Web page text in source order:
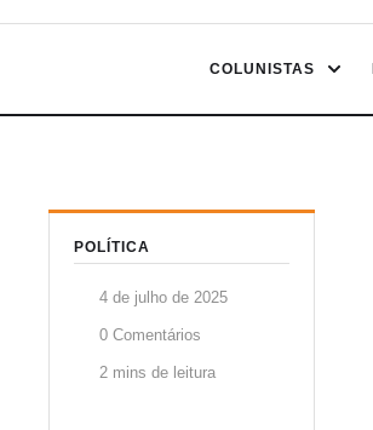
COLUNISTAS
POLÍTICA
4 de julho de 2025
0 Comentários
2 mins de leitura